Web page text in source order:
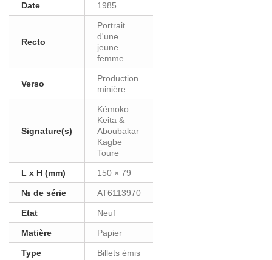
Date 1985
Recto
Portrait
d'une
jeune
femme
Verso
Production
minière
Signature(s)
Kémoko
Keita &
Aboubakar
Kagbe
Toure
L x H (mm) 150 × 79
№ de série AT6113970
Etat Neuf
Matière Papier
Type Billets émis